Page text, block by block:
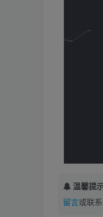
温馨提示
留言或联系